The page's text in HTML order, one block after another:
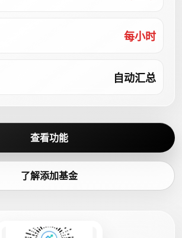
每小时
自动汇总
查看功能
了解添加基金